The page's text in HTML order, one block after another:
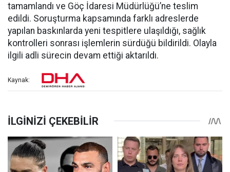
tamamlandı ve Göç İdaresi Müdürlüğü’ne teslim
edildi. Soruşturma kapsamında farklı adreslerde
yapılan baskınlarda yeni tespitlere ulaşıldığı, sağlık
kontrolleri sonrası işlemlerin sürdüğü bildirildi. Olayla
ilgili adli sürecin devam ettiği aktarıldı.
Kaynak: